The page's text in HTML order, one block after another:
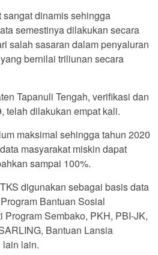
sangat dinamis sehingga
semestinya dilakukan secara
salah sasaran dalam penyaluran
bernilai triliunan secara
Tapanuli Tengah, verifikasi dan
telah dilakukan empat kali.
maksimal sehingga tahun 2020
masyarakat miskin dapat
sampai 100%.
digunakan sebagai basis data
Bantuan Sosial
Program Sembako, PKH, PBI-JK,
Bantuan Lansia
lain lain.